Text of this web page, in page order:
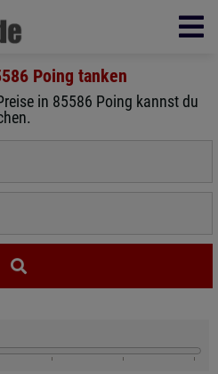
Poing tanken
in 85586 Poing kannst du